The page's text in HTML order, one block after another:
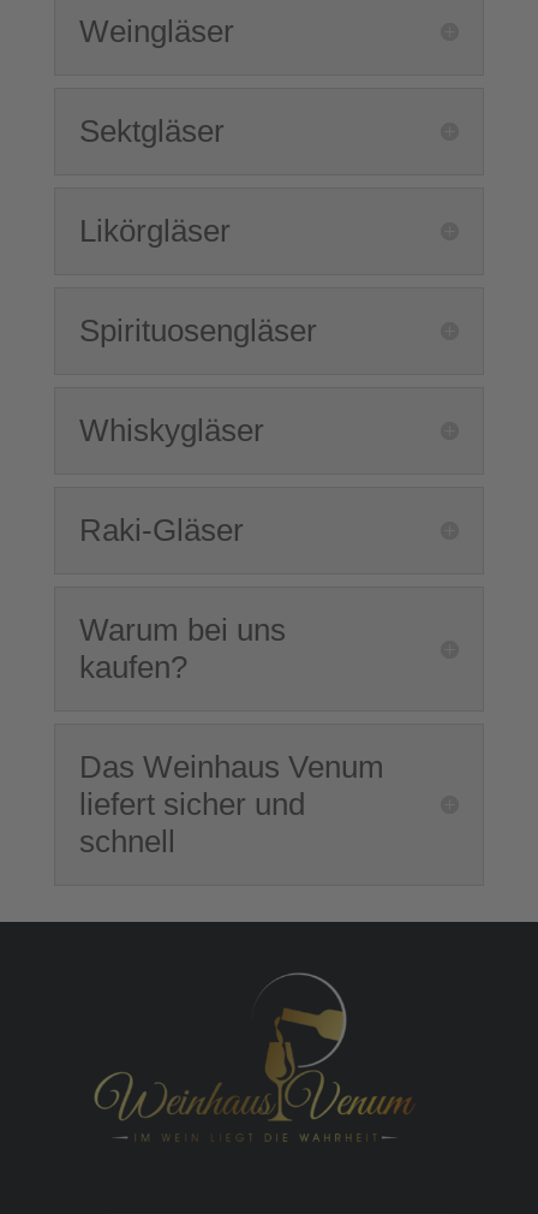
Weingläser
Sektgläser
Likörgläser
Spirituosengläser
Whiskygläser
Raki-Gläser
Warum bei uns
kaufen?
Das Weinhaus Venum
liefert sicher und
schnell